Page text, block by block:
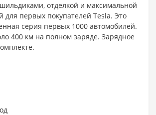
отделкой и максимальной
для первых покупателей Tesla. Это
серия первых 1000 автомобилей.
400 км на полном заряде. Зарядное